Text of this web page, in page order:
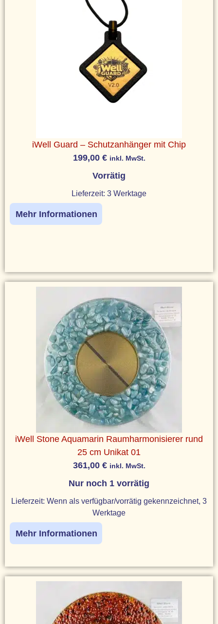
iWell Guard – Schutzanhänger mit Chip
199,00 € inkl. MwSt.
Vorrätig
Lieferzeit: 3 Werktage
Mehr Informationen
iWell Stone Aquamarin Raumharmonisierer rund
25 cm Unikat 01
361,00 € inkl. MwSt.
Nur noch 1 vorrätig
Lieferzeit: Wenn als verfügbar/vorrätig gekennzeichnet, 3
Werktage
Mehr Informationen